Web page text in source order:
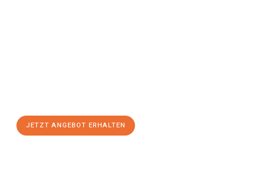
JETZT ANGEBOT ERHALTEN